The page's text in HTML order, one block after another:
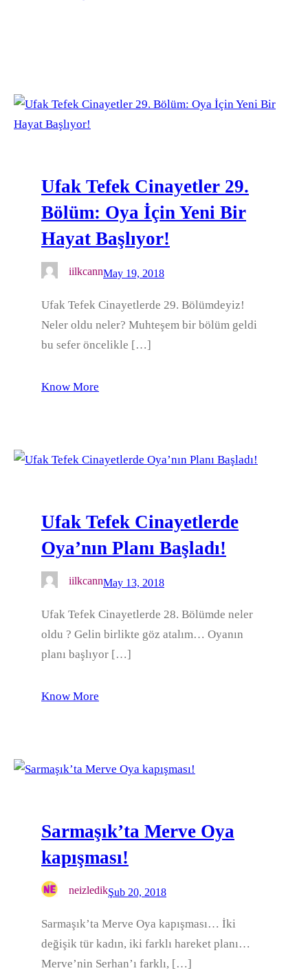
Ufak Tefek Cinayetler 29.
Bölüm: Oya İçin Yeni Bir
Hayat Başlıyor!
iilkcannMay 19, 2018
Ufak Tefek Cinayetlerde 29. Bölümdeyiz!
Neler oldu neler? Muhteşem bir bölüm geldi
bu sefer öncelikle […]
Know More
Ufak Tefek Cinayetlerde
Oya’nın Planı Başladı!
iilkcannMay 13, 2018
Ufak Tefek Cinayetlerde 28. Bölümde neler
oldu ? Gelin birlikte göz atalım… Oyanın
planı başlıyor […]
Know More
Sarmaşık’ta Merve Oya
kapışması!
neizledikŞub 20, 2018
Sarmaşık’ta Merve Oya kapışması… İki
değişik tür kadın, iki farklı hareket planı…
Merve’nin Serhan’ı farklı, […]